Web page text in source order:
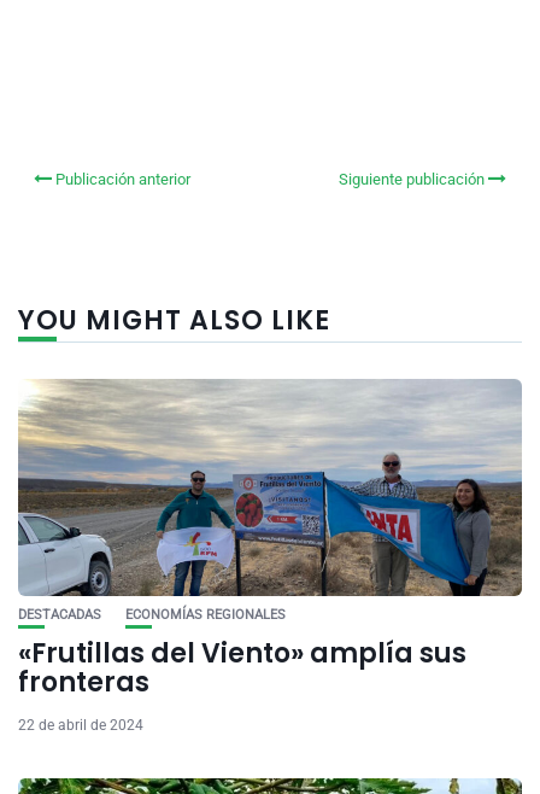
Publicación anterior Siguiente publicación
YOU MIGHT ALSO LIKE
DESTACADAS ECONOMÍAS REGIONALES
«Frutillas del Viento» amplía sus
fronteras
22 de abril de 2024